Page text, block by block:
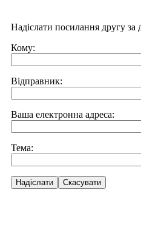
Надіслати посилання другу
Кому:
Відправник:
Ваша електронна адреса:
Тема:
Надіслати Скасувати